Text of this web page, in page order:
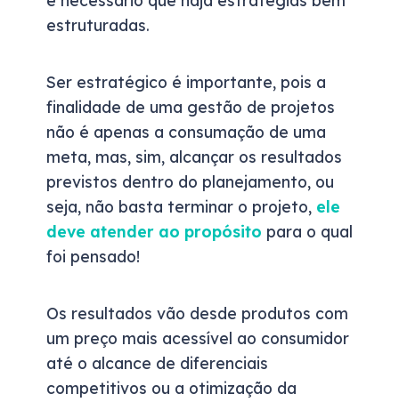
estruturadas.
Ser estratégico é importante, pois a
finalidade de uma gestão de projetos
não é apenas a consumação de uma
meta, mas, sim, alcançar os resultados
previstos dentro do planejamento, ou
seja, não basta terminar o projeto, ele
deve atender ao propósito para o qual
foi pensado!
Os resultados vão desde produtos com
um preço mais acessível ao consumidor
até o alcance de diferenciais
competitivos ou a otimização da